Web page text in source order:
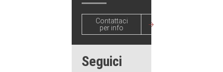
Contattaci
per info
Seguici